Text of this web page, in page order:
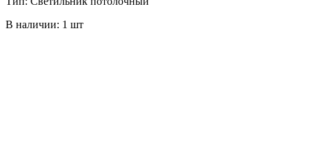
В наличии: 1 шт